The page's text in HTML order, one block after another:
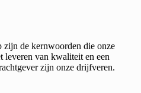
zijn de kernwoorden die onze
leveren van kwaliteit en een
zijn onze drijfveren.